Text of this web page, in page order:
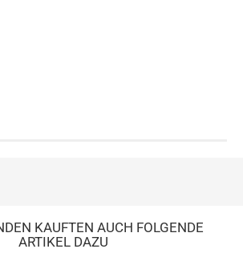
KAUFTEN AUCH FOLGENDE
ARTIKEL DAZU